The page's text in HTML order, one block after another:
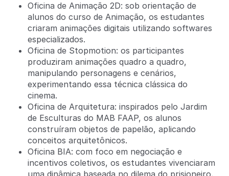
Oficina de Animação 2D: sob orientação de
alunos do curso de Animação, os estudantes
criaram animações digitais utilizando softwares
especializados.
Oficina de Stopmotion: os participantes
produziram animações quadro a quadro,
manipulando personagens e cenários,
experimentando essa técnica clássica do
cinema.
Oficina de Arquitetura: inspirados pelo Jardim
de Esculturas do MAB FAAP, os alunos
construíram objetos de papelão, aplicando
conceitos arquitetônicos.
Oficina BIA: com foco em negociação e
incentivos coletivos, os estudantes vivenciaram